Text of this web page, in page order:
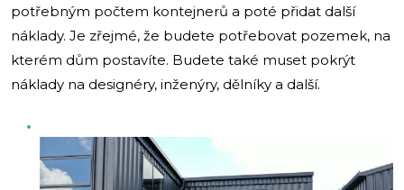
potřebným počtem kontejnerů a poté přidat další
náklady. Je zřejmé, že budete potřebovat pozemek, na
kterém dům postavíte. Budete také muset pokrýt
náklady na designéry, inženýry, dělníky a další.